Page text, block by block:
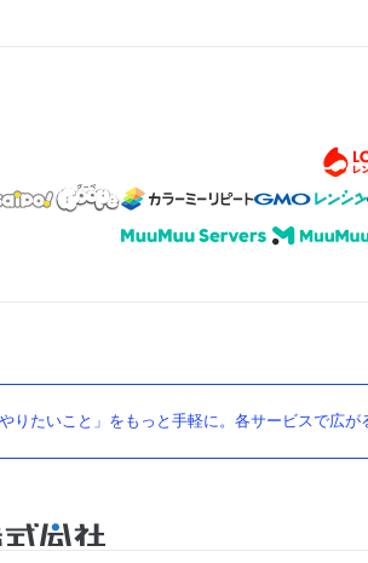
りたいこと」をもっと手軽に。各サービスで広が